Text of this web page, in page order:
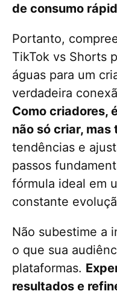
de consumo
Portanto,
TikTok vs Shorts
águas para um
verdadeira
Como criadores,
não só criar,
tendências e
passos
fórmula ideal em
constante
Não subestime a
o que sua
plataformas.
resultados e